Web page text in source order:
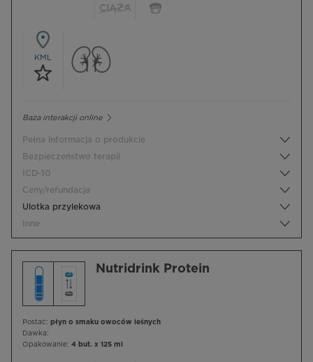
CIĄŻA
KML
Baza interakcji online
Pełna informacja o produkcie
Bezpieczeństwo terapii
ICD-10
Ceny/refundacja
Ulotka przylekowa
Inne
Nutridrink Protein
Postać: płyn o smaku owoców leśnych
Dawka:
Opakowanie: 4 but. x 125 ml